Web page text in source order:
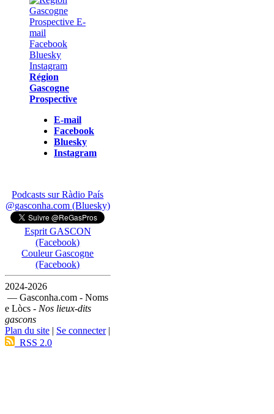
Région
Gascogne
Prospective
E-mail
Facebook
Bluesky
Instagram
Podcasts sur Ràdio País
@gasconha.com (Bluesky)
Esprit GASCON
(Facebook)
Couleur Gascogne
(Facebook)
2024-2026
— Gasconha.com - Noms
e Lòcs - Nos lieux-dits
gascons
Plan du site | Se connecter|
RSS 2.0